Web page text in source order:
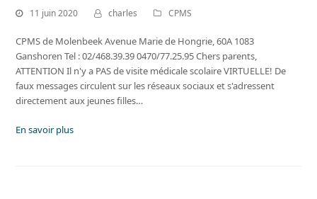
11 juin 2020 charles CPMS
CPMS de Molenbeek Avenue Marie de Hongrie, 60A 1083
Ganshoren Tel : 02/468.39.39 0470/77.25.95 Chers parents,
ATTENTION Il n'y a PAS de visite médicale scolaire VIRTUELLE! De
faux messages circulent sur les réseaux sociaux et s'adressent
directement aux jeunes filles…
En savoir plus